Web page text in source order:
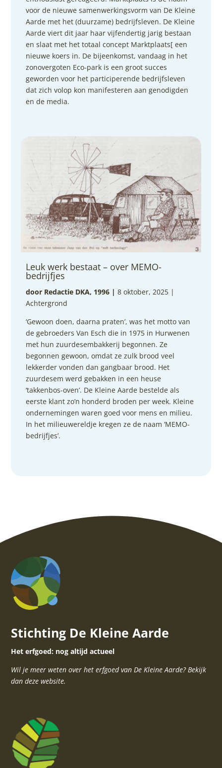
voor de nieuwe samenwerkingsvorm van De Kleine
Aarde met het (duurzame) bedrijfsleven. De Kleine
Aarde viert dit jaar haar vijfendertig jarig bestaan
en slaat met het totaal concept Marktplaats[ een
nieuwe koers in. De bijeenkomst, vandaag in het
zonovergoten Eco-park is een groot succes
geworden voor het participerende bedrijfsleven
dat zich volop kon manifesteren aan genodigden
en de media.
Leuk werk bestaat – over MEMO-
bedrijfjes
door Redactie DKA, 1996 |8 oktober, 2025 |
Achtergrond
‘Gewoon doen, daarna praten’, was het motto van
de gebroeders Van Esch die in 1975 in Hurwenen
met hun zuurdesembakkerij begonnen. Ze
begonnen gewoon, omdat ze zulk brood veel
lekkerder vonden dan gangbaar brood. Het
zuurdesem werd gebakken in een heuse
‘takkenbos-oven’. De Kleine Aarde bestelde als
eerste klant zo’n honderd broden per week. Kleine
ondernemingen waren goed voor mens en milieu.
In het milieuwereldje kregen ze de naam ‘MEMO-
bedrijfjes’.
Stichting De Kleine Aarde
Het erfgoed: nog altijd actueel
Wil je meer weten over het erfgoed van De Kleine Aarde? Bekijk
dan deze website.